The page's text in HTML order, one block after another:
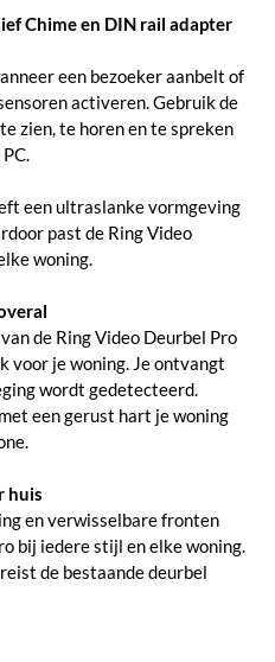
Chime en DIN rail adapter
een bezoeker aanbelt of
activeren. Gebruik de
zien, te horen en te spreken
een ultraslanke vormgeving
past de Ring Video
woning.
de Ring Video Deurbel Pro
voor je woning. Je ontvangt
wordt gedetecteerd.
een gerust hart je woning
huis
en verwisselbare fronten
bij iedere stijl en elke woning.
de bestaande deurbel